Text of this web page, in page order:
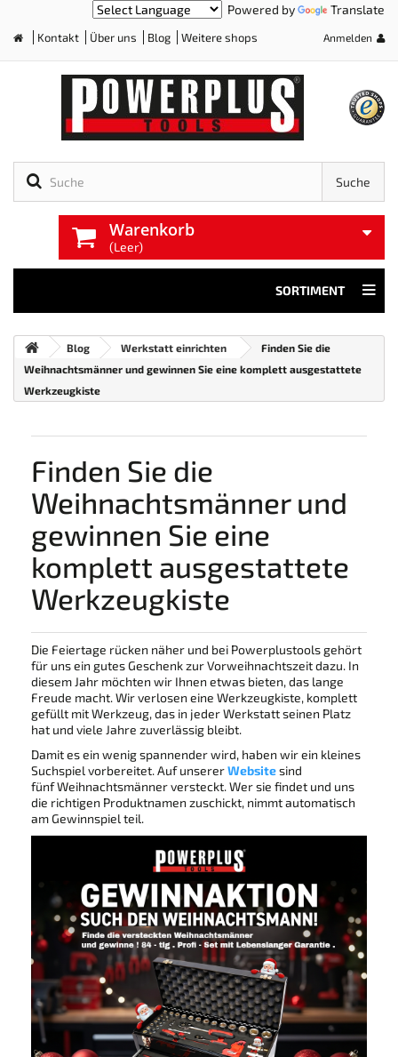
Powered by Translate
Kontakt Über uns Blog Weitere shops Anmelden
Suche
Warenkorb
(Leer)
SORTIMENT
Blog Werkstatt einrichten
Finden Sie die
Weihnachtsmänner und gewinnen Sie eine komplett ausgestattete
Werkzeugkiste
Finden Sie die
Weihnachtsmänner und
gewinnen Sie eine
komplett ausgestattete
Werkzeugkiste
Die Feiertage rücken näher und bei Powerplustools gehört
für uns ein gutes Geschenk zur Vorweihnachtszeit dazu. In
diesem Jahr möchten wir Ihnen etwas bieten, das lange
Freude macht. Wir verlosen eine Werkzeugkiste, komplett
gefüllt mit Werkzeug, das in jeder Werkstatt seinen Platz
hat und viele Jahre zuverlässig bleibt.
Damit es ein wenig spannender wird, haben wir ein kleines
Suchspiel vorbereitet. Auf unsererWebsitesind
fünf Weihnachtsmänner versteckt. Wer sie findet und uns
die richtigen Produktnamen zuschickt, nimmt automatisch
am Gewinnspiel teil.